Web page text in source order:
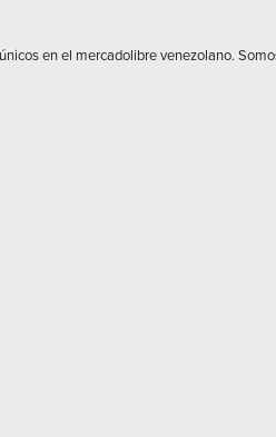
en el mercadolibre venezolano.